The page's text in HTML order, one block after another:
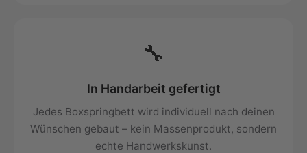
🔧
In Handarbeit gefertigt
Jedes Boxspringbett wird individuell nach deinen
Wünschen gebaut – kein Massenprodukt, sondern
echte Handwerkskunst.